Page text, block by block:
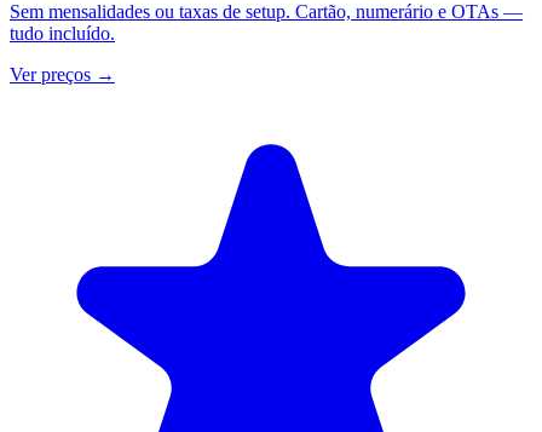
Sem mensalidades ou taxas de setup. Cartão, numerário e OTAs —
tudo incluído.
Ver preços →